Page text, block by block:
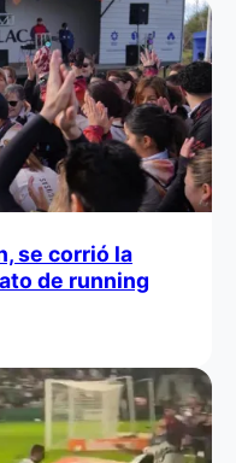
se corrió la
de running